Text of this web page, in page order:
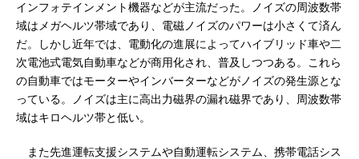
インフォテインメント機器などが主流だった。ノイズの周波数帯
域はメガヘルツ帯域であり、電磁ノイズのパワーは小さくて済ん
だ。しかし近年では、電動化の進展によってハイブリッド車や二
次電池式電気自動車などが商用化され、普及しつつある。これら
の自動車ではモーターやインバーターなどがノイズの発生源とな
っている。ノイズは主に高出力磁界の漏れ磁界であり、周波数帯
域はキロヘルツ帯と低い。
また先進運転支援システムや自動運転システム、携帯電話シス